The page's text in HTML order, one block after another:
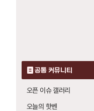
공통 커뮤니티
오픈 이슈 갤러리
오늘의 핫벤